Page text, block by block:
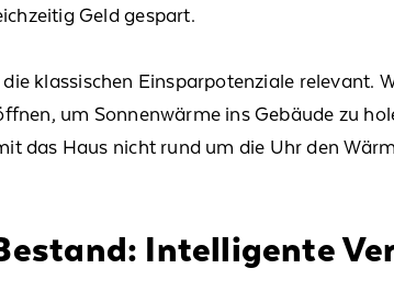
Geld gespart.
die klassischen Einsparpotenziale relevant.
um Sonnenwärme ins Gebäude zu
das Haus nicht rund um die Uhr den
Intelligente